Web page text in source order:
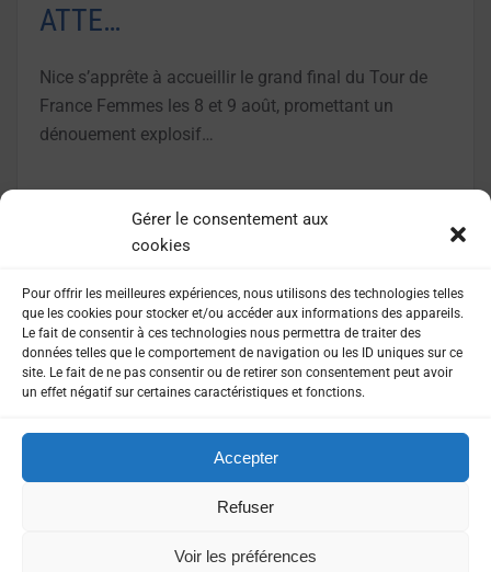
Gérer le consentement aux
cookies
Pour offrir les meilleures expériences, nous utilisons des technologies telles
que les cookies pour stocker et/ou accéder aux informations des appareils.
Le fait de consentir à ces technologies nous permettra de traiter des
données telles que le comportement de navigation ou les ID uniques sur ce
site. Le fait de ne pas consentir ou de retirer son consentement peut avoir
un effet négatif sur certaines caractéristiques et fonctions.
Accepter
Refuser
Voir les préférences
ATTE…
Nice s’apprête à accueillir le grand final du Tour de
France Femmes les 8 et 9 août, promettant un
dénouement explosif…
LIRE LA SUITE
MENTIONS LÉGALES
POLITIQUE DE CONFIDENTIALITÉ